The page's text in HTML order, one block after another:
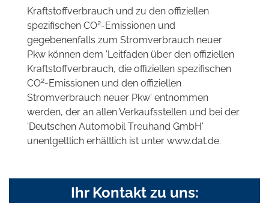
Kraftstoffverbrauch und zu den offiziellen
spezifischen CO2-Emissionen und
gegebenenfalls zum Stromverbrauch neuer
Pkw können dem 'Leitfaden über den offiziellen
Kraftstoffverbrauch, die offiziellen spezifischen
CO2-Emissionen und den offiziellen
Stromverbrauch neuer Pkw' entnommen
werden, der an allen Verkaufsstellen und bei der
'Deutschen Automobil Treuhand GmbH'
unentgeltlich erhältlich ist unter www.dat.de.
Ihr Kontakt zu uns: